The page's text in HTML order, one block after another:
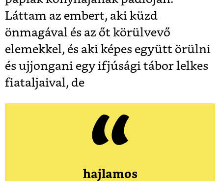
Láttam az embert, aki küzd
önmagával és az őt körülvevő
elemekkel, és aki képes együtt örülni
és ujjongani egy ifjúsági tábor lelkes
fiataljaival, de
hajlamos